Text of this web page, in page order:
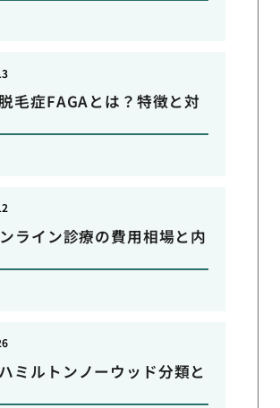
毛症FAGAとは？特徴と対
ライン診療の費用相場と内
ミルトンノーウッド分類と